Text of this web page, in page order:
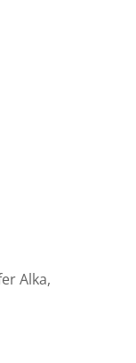
Alka,